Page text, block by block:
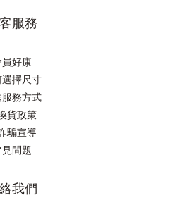
服務
員好康
擇尺寸
務方式
貨政策
騙宣導
見問題
我們